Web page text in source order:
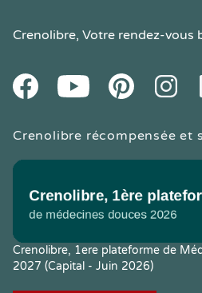
Crenolibre, Votre rendez-vous
FacebookYoutube Pintereset
Crenolibre récompensée et
Crenolibre, 1ere plateforme de
2027 (Capital - Juin 2026)